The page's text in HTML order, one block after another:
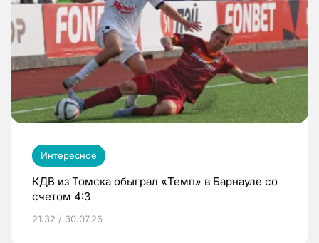
Интересное
КДВ из Томска обыграл «Темп» в Барнауле со
счетом 4:3
21:32 / 30.07.26